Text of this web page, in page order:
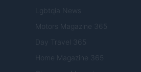
Lgbtqia News
Motors Magazine 365
Day Travel 365
Home Magazine 365